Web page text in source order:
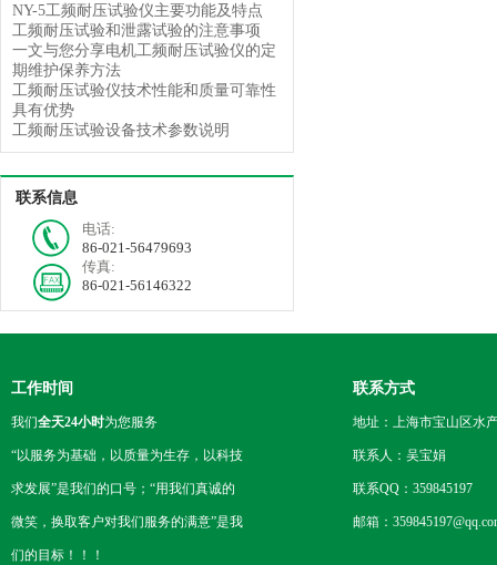
NY-5工频耐压试验仪主要功能及特点
工频耐压试验和泄露试验的注意事项
一文与您分享电机工频耐压试验仪的定
期维护保养方法
工频耐压试验仪技术性能和质量可靠性
具有优势
工频耐压试验设备技术参数说明
联系信息
电话:
86-021-56479693
传真:
86-021-56146322
工作时间
我们全天24小时为您服务
“以服务为基础，以质量为生存，以科技
求发展”是我们的口号；“用我们真诚的
微笑，换取客户对我们服务的满意”是我
们的目标！！！
联系方式
地址：上海市宝山区水
联系人：吴宝娟
联系QQ：359845197
邮箱：